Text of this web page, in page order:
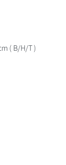
( B/H/T )